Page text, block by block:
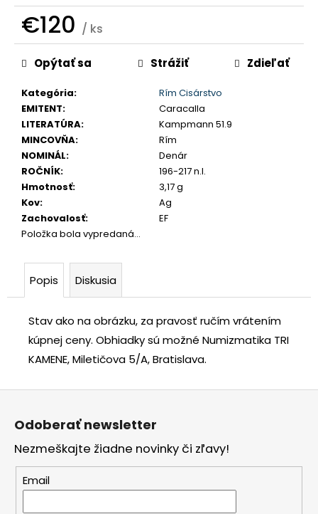
€120 / ks
Jednotková
cena:
Kategória:
Rím Cisárstvo
EMITENT:
Caracalla
LITERATÚRA:
Kampmann 51.9
MINCOVŇA:
Rím
NOMINÁL:
Denár
ROČNÍK:
196-217 n.l.
Hmotnosť:
3,17 g
Kov:
Ag
Zachovalosť:
EF
Položka bola vypredaná…
Opýtať sa Strážiť Zdieľať
Popis Diskusia
Stav ako na obrázku, za pravosť ručím vrátením
kúpnej ceny. Obhiadky sú možné Numizmatika TRI
KAMENE, Miletičova 5/A, Bratislava.
r
ú
č
a
m
e
USA
DOLLAR
1983
€35
Z
Odoberať newsletter
Nezmeškajte žiadne novinky či zľavy!
Email